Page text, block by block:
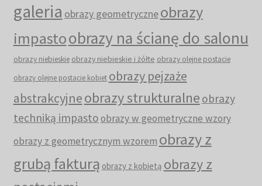
galeria obrazy geometryczneobrazy
impastoobrazy na ścianę do salonu
obrazy niebieskie obrazy niebieskie i żółte obrazy olejne postacie
obrazy olejne postacie kobiet obrazy pejzaże
abstrakcyjneobrazy strukturalne obrazy
techniką impastoobrazy w geometryczne wzory
obrazy z geometrycznym wzorem obrazy z
grubą fakturą obrazy z kobietą obrazy z